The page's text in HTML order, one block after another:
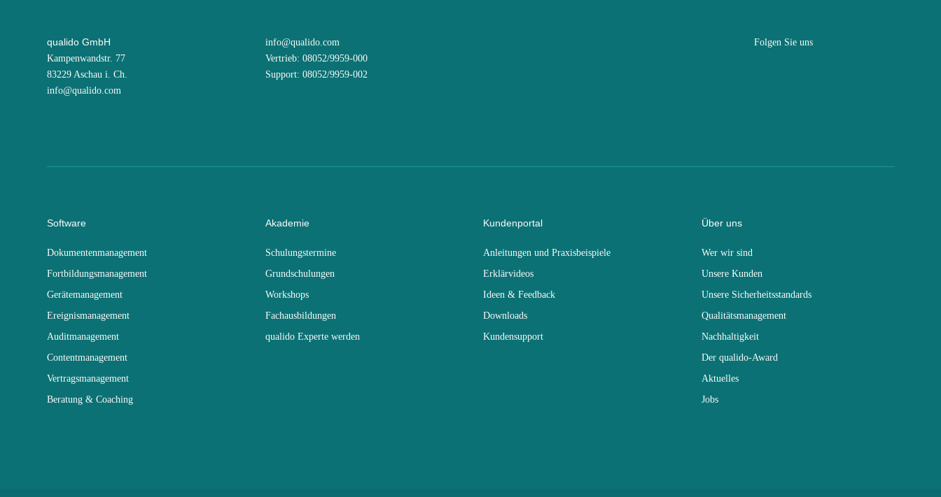
qualido GmbH
Kampenwandstr. 77
83229 Aschau i. Ch.
info@qualido.com
info@qualido.com
Vertrieb: 08052/9959-000
Support: 08052/9959-002
Folgen Sie uns
Software
Dokumentenmanagement
Fortbildungsmanagement
Gerätemanagement
Ereignismanagement
Auditmanagement
Contentmanagement
Vertragsmanagement
Beratung & Coaching
Akademie
Schulungstermine
Grundschulungen
Workshops
Fachausbildungen
qualido Experte werden
Kundenportal
Anleitungen und Praxisbeispiele
Erklärvideos
Ideen & Feedback
Downloads
Kundensupport
Über uns
Wer wir sind
Unsere Kunden
Unsere Sicherheitsstandards
Qualitätsmanagement
Nachhaltigkeit
Der qualido-Award
Aktuelles
Jobs